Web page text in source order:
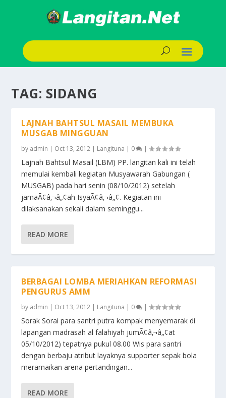
TAG: SIDANG
LAJNAH BAHTSUL MASAIL MEMBUKA
MUSGAB MINGGUAN
by admin | Oct 13, 2012 | Langituna | 0 |
Lajnah Bahtsul Masail (LBM) PP. langitan kali ini telah
memulai kembali kegiatan Musyawarah Gabungan (
MUSGAB) pada hari senin (08/10/2012) setelah
jamaÃ¢â‚¬â„¢ah IsyaÃ¢â‚¬â„¢. Kegiatan ini
dilaksanakan sekali dalam seminggu...
READ MORE
BERBAGAI LOMBA MERIAHKAN REFORMASI
PENGURUS AMM
by admin | Oct 13, 2012 | Langituna | 0 |
Sorak Sorai para santri putra kompak menyemarak di
lapangan madrasah al falahiyah jumÃ¢â‚¬â„¢at
05/10/2012) tepatnya pukul 08.00 Wis para santri
dengan berbaju atribut layaknya supporter sepak bola
meramaikan arena pertandingan...
READ MORE